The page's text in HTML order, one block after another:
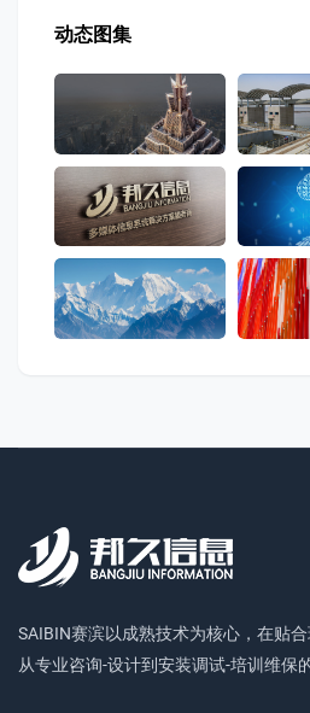
动态图集
SAIBIN赛滨以成熟技术为核心，在贴
从专业咨询-设计到安装调试-培训维保